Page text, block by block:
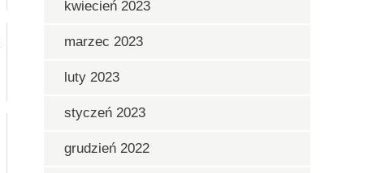
kwiecień 2023
marzec 2023
luty 2023
styczeń 2023
grudzień 2022